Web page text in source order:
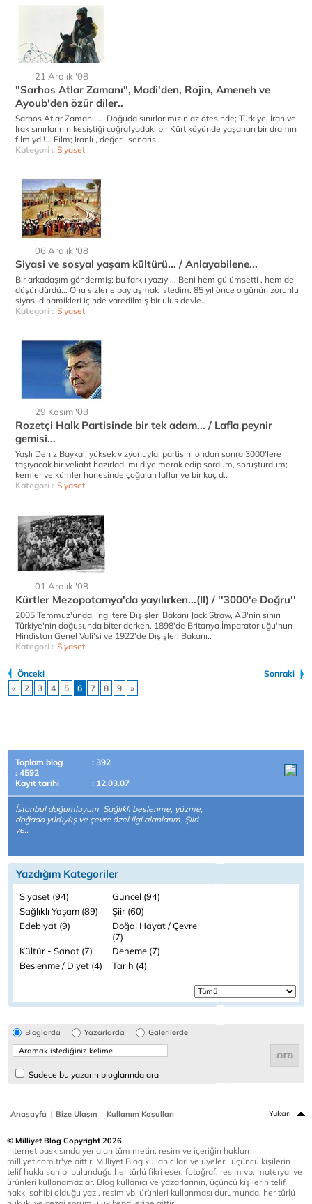
21 Aralık '08
"Sarhos Atlar Zamanı", Madi'den, Rojin, Ameneh ve
Ayoub'den özür diler..
Sarhos Atlar Zamanı.... Doğuda sınırlarımızın az ötesinde; Türkiye, İran ve
Irak sınırlarının kesiştiği coğrafyadaki bir Kürt köyünde yaşanan bir dramın
filmiydi!... Film; İranlı , değerli senaris..
Kategori : Siyaset
06 Aralık '08
Siyasi ve sosyal yaşam kültürü... / Anlayabilene...
Bir arkadaşım göndermiş; bu farklı yazıyı... Beni hem gülümsetti , hem de
düşündürdü... Onu sizlerle paylaşmak istedim. 85 yıl önce o günün zorunlu
siyasi dinamikleri içinde varedilmiş bir ulus devle..
Kategori : Siyaset
29 Kasım '08
Rozetçi Halk Partisinde bir tek adam... / Lafla peynir
gemisi...
Yaşlı Deniz Baykal, yüksek vizyonuyla, partisini ondan sonra 3000'lere
taşıyacak bir veliaht hazırladı mı diye merak edip sordum, soruşturdum;
kemler ve kümler hanesinde çoğalan laflar ve bir kaç d..
Kategori : Siyaset
01 Aralık '08
Kürtler Mezopotamya'da yayılırken...(II) / ''3000'e Doğru''
2005 Temmuz'unda, İngiltere Dışişleri Bakanı Jack Straw, AB'nin sınırı
Türkiye'nin doğusunda biter derken, 1898'de Britanya İmparatorluğu'nun
Hindistan Genel Vali'si ve 1922'de Dışişleri Bakanı..
Kategori : Siyaset
Önceki
Sonraki
«
2 3 4 5 6 7 8 9 »
Toplam blog
: 392
: 4592
Kayıt tarihi
: 12.03.07
İstanbul doğumluyum. Sağlıklı beslenme, yüzme,
doğada yürüyüş ve çevre özel ilgi alanlarım. Şiiri
ve..
Yazdığım Kategoriler
Siyaset (94)
Güncel (94)
Sağlıklı Yaşam (89)
Şiir (60)
Edebiyat (9)
Doğal Hayat / Çevre
(7)
Kültür - Sanat (7)
Deneme (7)
Beslenme / Diyet (4)
Tarih (4)
Bloglarda Yazarlarda Galerilerde
Sadece bu yazarın bloglarında ara
Anasayfa | Bize Ulaşın | Kullanım Koşulları Yukarı
© Milliyet Blog Copyright 2026
İnternet baskısında yer alan tüm metin, resim ve içeriğin hakları
milliyet.com.tr'ye aittir. Milliyet Blog kullanıcıları ve üyeleri, üçüncü kişilerin
telif hakkı sahibi bulunduğu her türlü fikri eser, fotoğraf, resim vb. materyal ve
ürünleri kullanamazlar. Blog kullanıcı ve yazarlarının, üçüncü kişilerin telif
hakkı sahibi olduğu yazı, resim vb. ürünleri kullanması durumunda, her türlü